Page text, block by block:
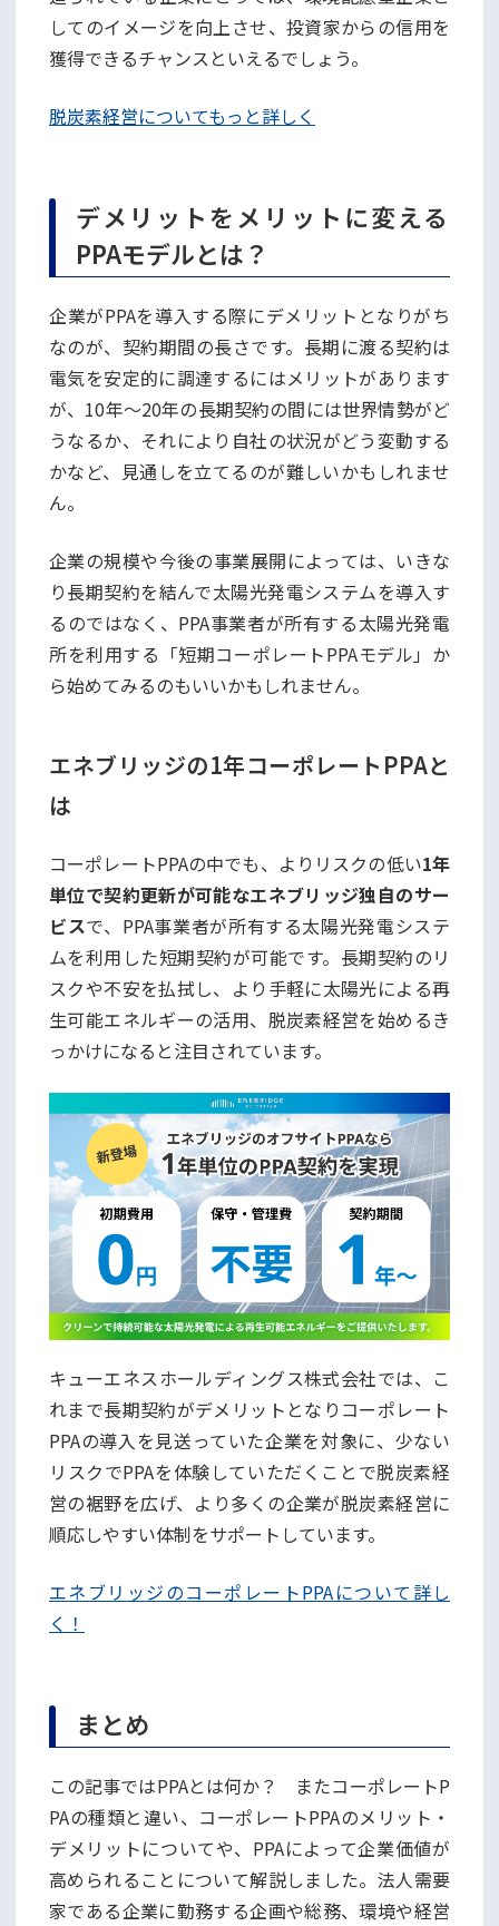
してのイメージを向上させ、投資家からの信用を
獲得できるチャンスといえるでしょう。
脱炭素経営についてもっと詳しく
デメリットをメリットに変える
PPAモデルとは？
企業がPPAを導入する際にデメリットとなりがち
なのが、契約期間の長さです。長期に渡る契約は
電気を安定的に調達するにはメリットがあります
が、10年〜20年の長期契約の間には世界情勢がど
うなるか、それにより自社の状況がどう変動する
かなど、見通しを立てるのが難しいかもしれませ
ん。
企業の規模や今後の事業展開によっては、いきな
り長期契約を結んで太陽光発電システムを導入す
るのではなく、PPA事業者が所有する太陽光発電
所を利用する「短期コーポレートPPAモデル」か
ら始めてみるのもいいかもしれません。
エネブリッジの1年コーポレートPPAと
は
コーポレートPPAの中でも、よりリスクの低い1年
単位で契約更新が可能なエネブリッジ独自のサー
ビスで、PPA事業者が所有する太陽光発電システ
ムを利用した短期契約が可能です。長期契約のリ
スクや不安を払拭し、より手軽に太陽光による再
生可能エネルギーの活用、脱炭素経営を始めるき
っかけになると注目されています。
キューエネスホールディングス株式会社では、こ
れまで長期契約がデメリットとなりコーポレート
PPAの導入を見送っていた企業を対象に、少ない
リスクでPPAを体験していただくことで脱炭素経
営の裾野を広げ、より多くの企業が脱炭素経営に
順応しやすい体制をサポートしています。
エネブリッジのコーポレートPPAについて詳し
く！
まとめ
この記事ではPPAとは何か？ またコーポレートP
PAの種類と違い、コーポレートPPAのメリット・
デメリットについてや、PPAによって企業価値が
高められることについて解説しました。法人需要
家である企業に勤務する企画や総務、環境や経営